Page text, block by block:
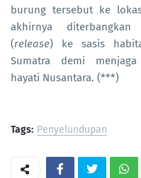
burung tersebut ke
akhirnya
(release) ke sasis
Sumatra demi menjaga
hayati Nusantara. (***)
Tags: Penyelundupan